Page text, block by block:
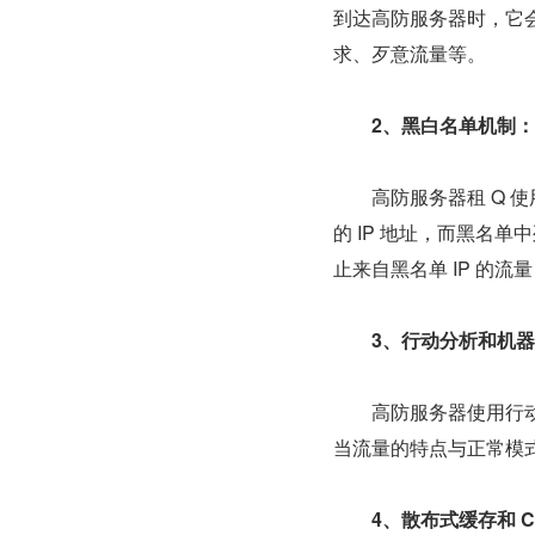
到达高防服务器时，它
求、歹意流量等。
2、黑白名单机制：
高防服务器租 Q 使
的 IP 地址，而黑名单
止来自黑名单 IP 的流
3、行动分析和机
高防服务器使用行动
当流量的特点与正常模
4、散布式缓存和